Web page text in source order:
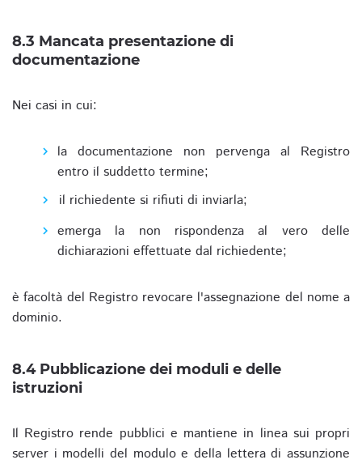
8.3 Mancata presentazione di
documentazione
Nei casi in cui:
la documentazione non pervenga al Registro
entro il suddetto termine;
il richiedente si rifiuti di inviarla;
emerga la non rispondenza al vero delle
dichiarazioni effettuate dal richiedente;
è facoltà del Registro revocare l'assegnazione del nome a
dominio.
8.4 Pubblicazione dei moduli e delle
istruzioni
Il Registro rende pubblici e mantiene in linea sui propri
server i modelli del modulo e della lettera di assunzione